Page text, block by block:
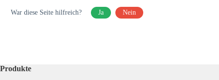
War diese Seite hilfreich? Ja Nein
Produkte